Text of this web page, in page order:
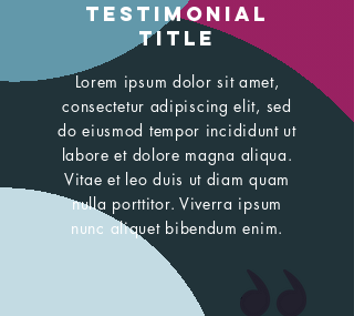
Testimonial
Title
Lorem ipsum dolor sit amet,
consectetur adipiscing elit, sed
do eiusmod tempor incididunt ut
labore et dolore magna aliqua.
Vitae et leo duis ut diam quam
nulla porttitor. Viverra ipsum
nunc aliquet bibendum enim.